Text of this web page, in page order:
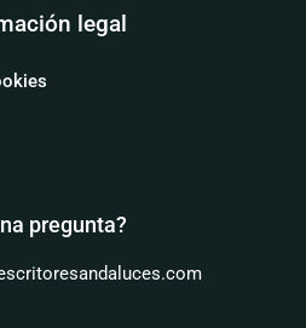
legal
pregunta?